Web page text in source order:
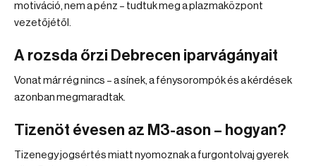
motiváció, nem a pénz – tudtuk meg a plazmaközpont
vezetőjétől.
A rozsda őrzi Debrecen iparvágányait
Vonat már rég nincs – a sínek, a fénysorompók és a kérdések
azonban megmaradtak.
Tizenöt évesen az M3-ason – hogyan?
Tizenegy jogsértés miatt nyomoznak a furgontolvaj gyerek